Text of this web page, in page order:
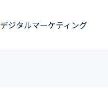
デジタルマーケティング